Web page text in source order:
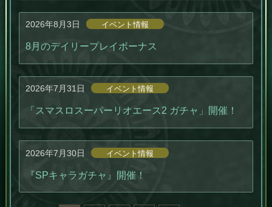
2026年8月3日 イベント情報
8月のデイリープレイボーナス
2026年7月31日 イベント情報
「スマスロスーパーリオエース2 ガチャ」開催！
2026年7月30日 イベント情報
『SPキャラガチャ』開催！